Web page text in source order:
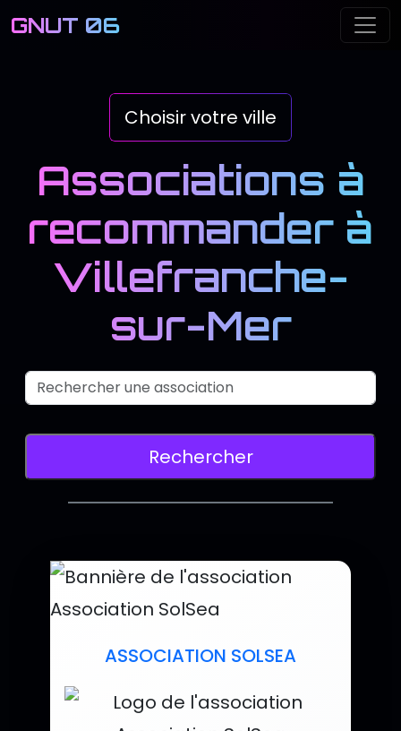
GNUT 06
Choisir votre ville
Associations à
recommander à
Villefranche-
sur-Mer
Nom de l'association
Rechercher
Lancer la recherche d'associations
Liste des
ASSOCIATION SOLSEA